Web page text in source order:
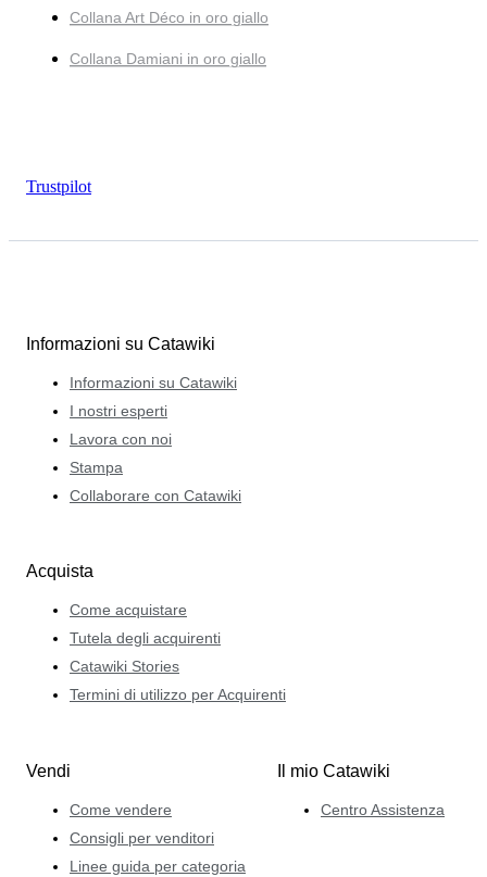
Collana Art Déco in oro giallo
Collana Damiani in oro giallo
Trustpilot
Informazioni su Catawiki
Informazioni su Catawiki
I nostri esperti
Lavora con noi
Stampa
Collaborare con Catawiki
Acquista
Come acquistare
Tutela degli acquirenti
Catawiki Stories
Termini di utilizzo per Acquirenti
Vendi
Come vendere
Consigli per venditori
Linee guida per categoria
Il mio Catawiki
Centro Assistenza